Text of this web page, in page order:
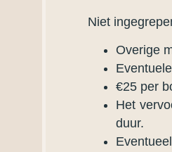
Niet
Overige
€25 per
Het
duur.